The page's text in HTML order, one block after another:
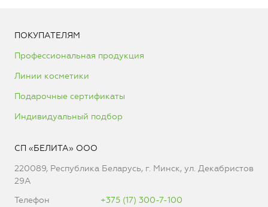
ПОКУПАТЕЛЯМ
Профессиональная продукция
Линии косметики
Подарочные сертификаты
Индивидуальный подбор
СП «БЕЛИТА» ООО
220089, Республика Беларусь, г. Минск, ул. Декабристов
29А
Телефон
+375 (17) 300-7-100